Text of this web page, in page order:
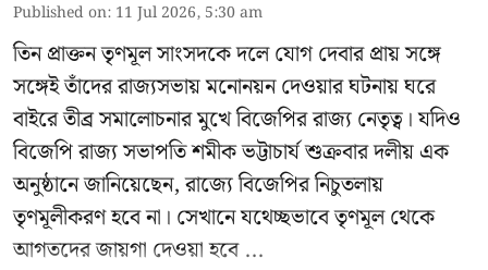
Published on: 11 Jul 2026, 5:30 am
তিন প্রাক্তন তৃণমূল সাংসদকে দলে যোগ দেবার প্রায় সঙ্গে
সঙ্গেই তাঁদের রাজ্যসভায় মনোনয়ন দেওয়ার ঘটনায় ঘরে
বাইরে তীব্র সমালোচনার মুখে বিজেপির রাজ্য নেতৃত্ব। যদিও
বিজেপি রাজ্য সভাপতি শমীক ভট্টাচার্যশুক্রবার দলীয় এক
অনুষ্ঠানে জানিয়েছেন, রাজ্যে বিজেপির নিচুতলায়
তৃণমূলীকরণ হবে না। সেখানে যথেচ্ছভাবে তৃণমূল থেকে
আগতদের জায়গা দেওয়া হবে ...